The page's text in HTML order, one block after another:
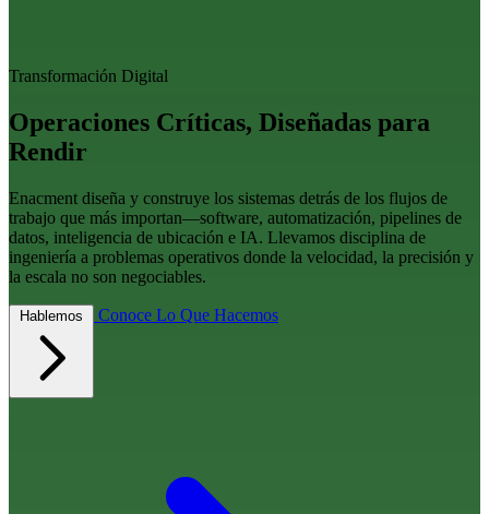
Transformación Digital
Operaciones Críticas, Diseñadas para
Rendir
Enacment diseña y construye los sistemas detrás de los flujos de
trabajo que más importan—software, automatización, pipelines de
datos, inteligencia de ubicación e IA. Llevamos disciplina de
ingeniería a problemas operativos donde la velocidad, la precisión y
la escala no son negociables.
Conoce Lo Que Hacemos